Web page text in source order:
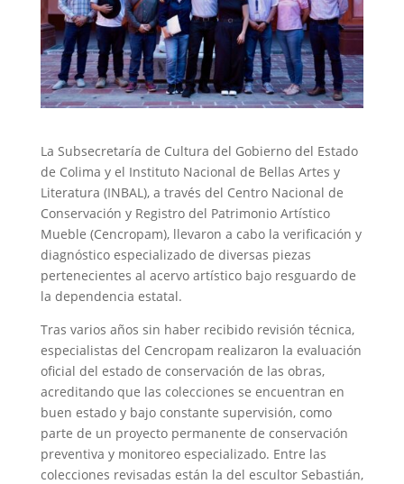
La Subsecretaría de Cultura del Gobierno del Estado
de Colima y el Instituto Nacional de Bellas Artes y
Literatura (INBAL), a través del Centro Nacional de
Conservación y Registro del Patrimonio Artístico
Mueble (Cencropam), llevaron a cabo la verificación y
diagnóstico especializado de diversas piezas
pertenecientes al acervo artístico bajo resguardo de
la dependencia estatal.
Tras varios años sin haber recibido revisión técnica,
especialistas del Cencropam realizaron la evaluación
oficial del estado de conservación de las obras,
acreditando que las colecciones se encuentran en
buen estado y bajo constante supervisión, como
parte de un proyecto permanente de conservación
preventiva y monitoreo especializado. Entre las
colecciones revisadas están la del escultor Sebastián,